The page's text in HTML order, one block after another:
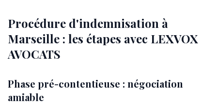
Procédure d'indemnisation à
Marseille : les étapes avec LEXVOX
AVOCATS
Phase pré-contentieuse : négociation
amiable